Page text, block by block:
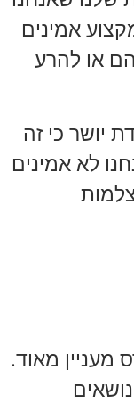
אמינים
או להרע
יושר כי זה
לא אמינים
מאוד.